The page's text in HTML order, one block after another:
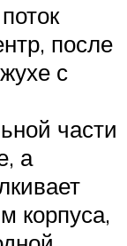
после
с
части
а
корпуса,